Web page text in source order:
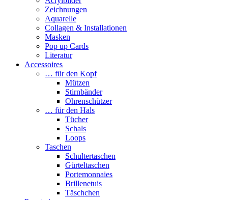
Zeichnungen
Aquarelle
Collagen & Installationen
Masken
Pop up Cards
Literatur
Accessoires
… für den Kopf
Mützen
Stirnbänder
Ohrenschützer
… für den Hals
Tücher
Schals
Loops
Taschen
Schultertaschen
Gürteltaschen
Portemonnaies
Brillenetuis
Täschchen